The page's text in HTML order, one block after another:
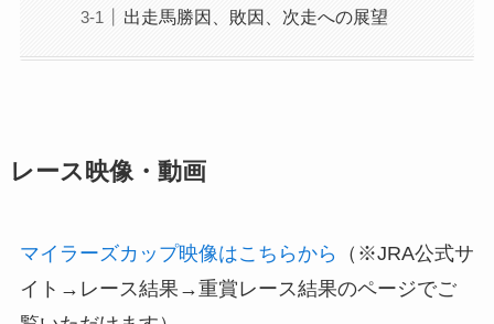
出走馬勝因、敗因、次走への展望
レース映像・動画
マイラーズカップ映像はこちらから
（※JRA公式サ
イト→レース結果→重賞レース結果のページでご